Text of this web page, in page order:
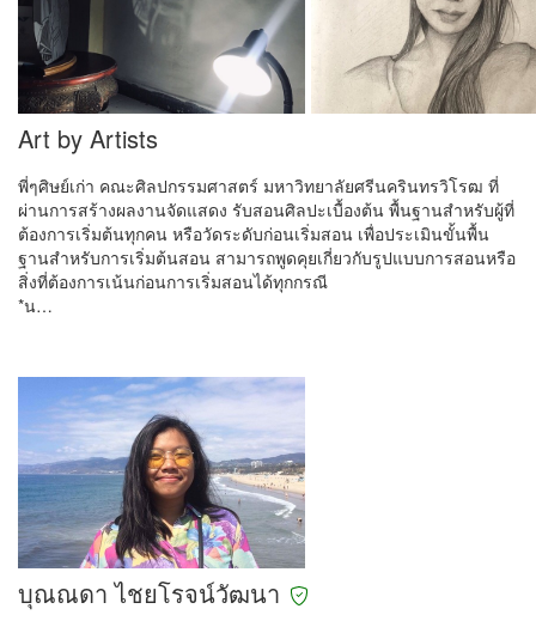
Art by Artists
พี่ๆศิษย์เก่า คณะศิลปกรรมศาสตร์ มหาวิทยาลัยศรีนครินทรวิโรฒ ที่
ผ่านการสร้างผลงานจัดแสดง รับสอนศิลปะเบื้องต้น พื้นฐานสำหรับผู้ที่
ต้องการเริ่มต้นทุกคน หรือวัดระดับก่อนเริ่มสอน เพื่อประเมินขั้นพื้น
ฐานสำหรับการเริ่มต้นสอน สามารถพูดคุยเกี่ยวกับรูปแบบการสอนหรือ
สิ่งที่ต้องการเน้นก่อนการเริ่มสอนได้ทุกกรณี
*น…
บุณณดา ไชยโรจน์วัฒนา